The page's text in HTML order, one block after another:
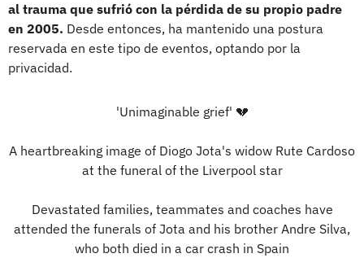
al trauma que sufrió con la pérdida de su propio padre
en 2005. Desde entonces, ha mantenido una postura
reservada en este tipo de eventos, optando por la
privacidad.
'Unimaginable grief' 💔
A heartbreaking image of Diogo Jota's widow Rute Cardoso
at the funeral of the Liverpool star
Devastated families, teammates and coaches have
attended the funerals of Jota and his brother Andre Silva,
who both died in a car crash in Spain